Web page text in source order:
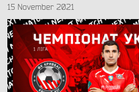
15 November 2021